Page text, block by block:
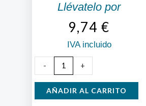
Llévatelo por
9,74 €
IVA incluido
-
Regadera
3
litros
+
AÑADIR AL CARRITO